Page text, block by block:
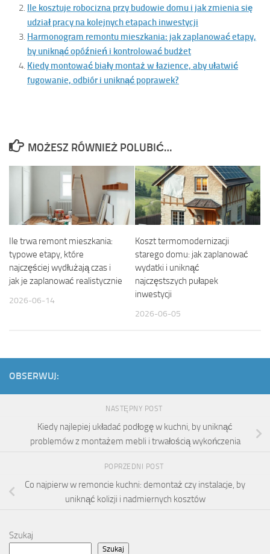
Ile kosztuje robocizna przy budowie domu i jak zmienia się
udział pracy na kolejnych etapach inwestycji
Harmonogram remontu mieszkania: jak zaplanować etapy,
by uniknąć opóźnień i kontrolować budżet
Kiedy montować biały montaż w łazience, aby ułatwić
fugowanie, odbiór i uniknąć poprawek?
MOŻESZ RÓWNIEŻ POLUBIĆ…
Ile trwa remont mieszkania:
typowe etapy, które
najczęściej wydłużają czas i
jak je zaplanować realistycznie
2026-06-14
Koszt termomodernizacji
starego domu: jak zaplanować
wydatki i uniknąć
najczęstszych pułapek
inwestycji
2026-06-05
OBSERWUJ:
NASTĘPNY POST
Kiedy najlepiej układać podłogę w kuchni, by uniknąć
problemów z montażem mebli i trwałością wykończenia
POPRZEDNI POST
Co najpierw w remoncie kuchni: demontaż czy instalacje, by
uniknąć kolizji i nadmiernych kosztów
Szukaj
Szukaj